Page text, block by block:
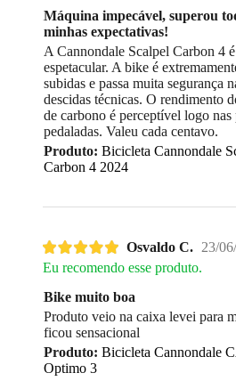
Máquina impecável, superou
minhas expectativas!
A Cannondale Scalpel Carbon 4 é
espetacular. A bike é
subidas e passa muita segurança
descidas técnicas. O rendimento
de carbono é perceptível logo nas
pedaladas. Valeu cada centavo.
Produto: Bicicleta Cannondale
Carbon 4 2024
Osvaldo C. 23/
Eu recomendo esse produto.
Bike muito boa
Produto veio na caixa levei para
ficou sensacional
Produto: Bicicleta Cannondale
Optimo 3